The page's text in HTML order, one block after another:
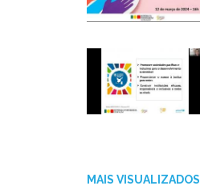
MAIS VISUALIZADOS